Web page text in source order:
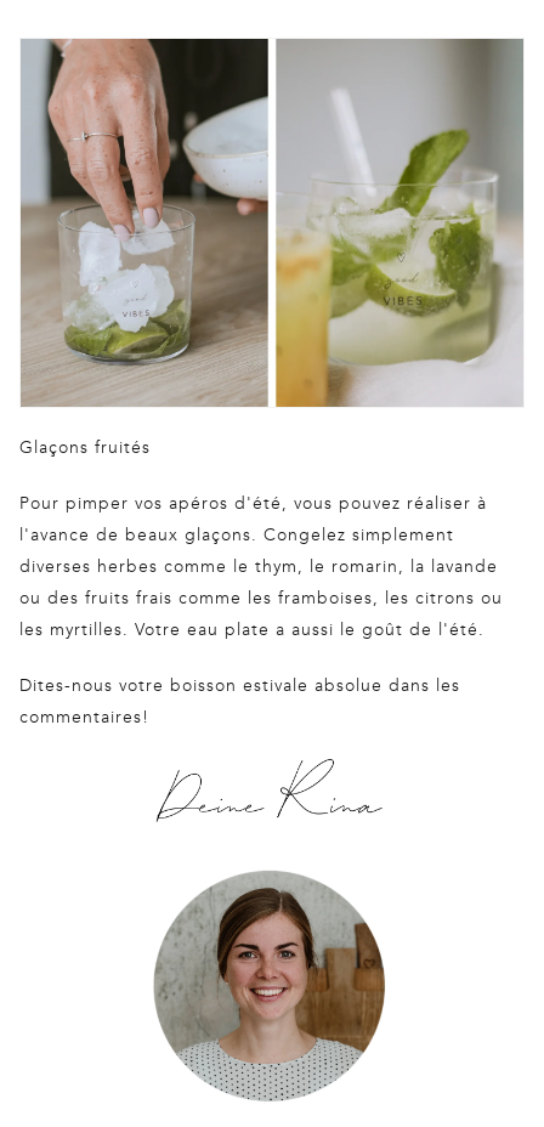
Glaçons fruités
Pour pimper vos apéros d'été, vous pouvez réaliser à
l'avance de beaux glaçons. Congelez simplement
diverses herbes comme le thym, le romarin, la lavande
ou des fruits frais comme les framboises, les citrons ou
les myrtilles. Votre eau plate a aussi le goût de l'été.
Dites-nous votre boisson estivale absolue dans les
commentaires!